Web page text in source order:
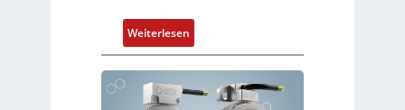
w
e
u
4
G
Weiterlesen:
D
r
e